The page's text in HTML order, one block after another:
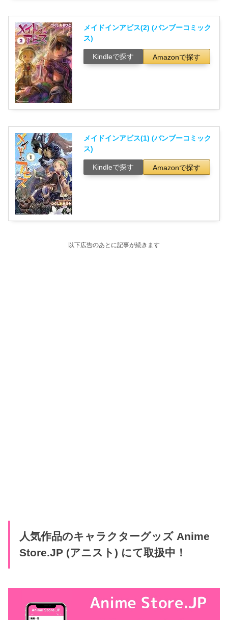
メイドインアビス(2) (バンブーコミック
ス)
Kindleで探す Amazonで探す
メイドインアビス(1) (バンブーコミック
ス)
Kindleで探す Amazonで探す
以下広告のあとに記事が続きます
人気作品のキャラクターグッズ Anime
Store.JP (アニスト) にて取扱中！